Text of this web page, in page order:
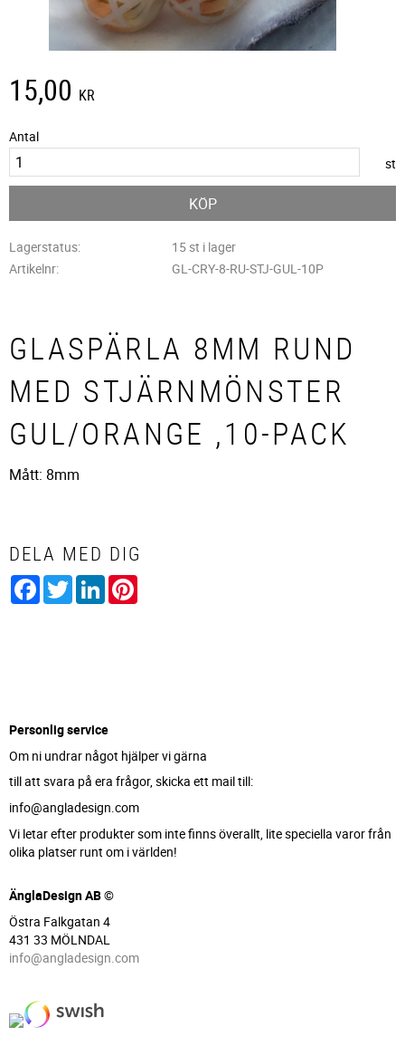
15,00 KR
Antal
st
KÖP
Lagerstatus
15 st i lager
Artikelnr
GL-CRY-8-RU-STJ-GUL-10P
GLASPÄRLA 8MM RUND
MED STJÄRNMÖNSTER
GUL/ORANGE ,10-PACK
Mått: 8mm
DELA MED DIG
Facebook
TwitterLinkedIn
Personlig service
Om ni undrar något hjälper vi gärna
till att svara på era frågor, skicka ett mail till:
info@angladesign.com
Vi letar efter produkter som inte finns överallt, lite speciella varor från
olika platser runt om i världen!
ÄnglaDesign AB ©
Östra Falkgatan 4
431 33 MÖLNDAL
info@angladesign.com